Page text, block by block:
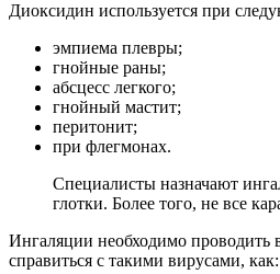
Диоксидин используется при
эмпиема плевры;
гнойные раны;
абсцесс легкого;
гнойный мастит;
перитонит;
при флегмонах.
Специалисты назначают
глотки. Более того, не все
Ингаляции необходимо проводить
справиться с такими вирусами, как: